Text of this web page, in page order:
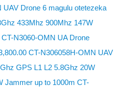
Drone 6 magulu otetezeka
433Mhz 900Mhz 147W
N3060-OMN UA Drone
CT-N306058H-OMN UAV
GPS L1 L2 5.8Ghz 20W
Jammer up to 1000m CT-